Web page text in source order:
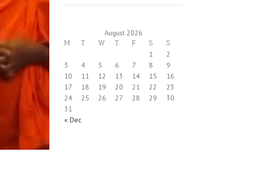
August 2026
M T W T F S S
« Dec
1
2
3
4 5 6 7 8
9
10
11 12 13 14 15
16
17
18 19 20 21 22
23
24
25 26 27 28 29
30
31